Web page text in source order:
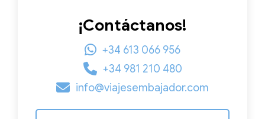
¡Contáctanos!
+34 613 066 956
+34 981 210 480
info@viajesembajador.com